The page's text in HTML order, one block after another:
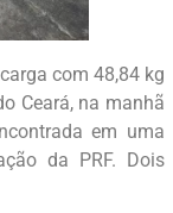
com 48,84 kg
Ceará, na manhã
em uma
da PRF. Dois